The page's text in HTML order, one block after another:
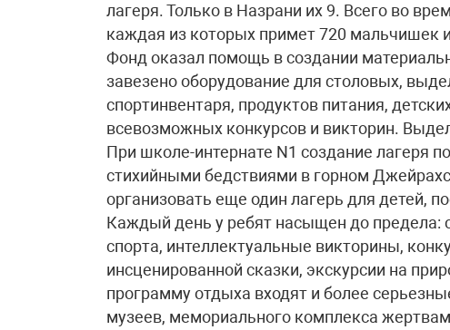
лагеря. Только в Назрани их 9. Всего во
каждая из которых примет 720 мальчишек
Фонд оказал помощь в создании
завезено оборудование для столовых,
спортинвентаря, продуктов питания,
всевозможных конкурсов и викторин.
При школе-интернате N1 создание лагеря
стихийными бедствиями в горном
организовать еще один лагерь для детей,
Каждый день у ребят насыщен до предела:
спорта, интеллектуальные викторины,
инсценированной сказки, экскурсии на
программу отдыха входят и более
музеев, мемориального комплекса